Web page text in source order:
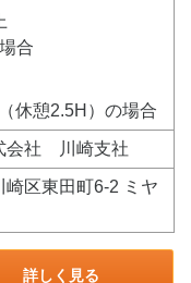
合
休憩2.5H）の場合
会社 川崎支社
区東田町6-2 ミヤ
詳しく見る